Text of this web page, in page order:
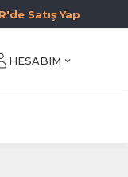
Satış Yap
HESABIM